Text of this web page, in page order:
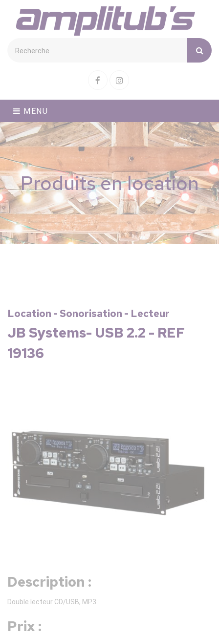
FacebookInstagram
MENU
Produits en location
Location - Sonorisation - Lecteur
JB Systems- USB 2.2 - REF
19136
Description :
Double lecteur CD/USB, MP3
Prix :
Cookies management panel